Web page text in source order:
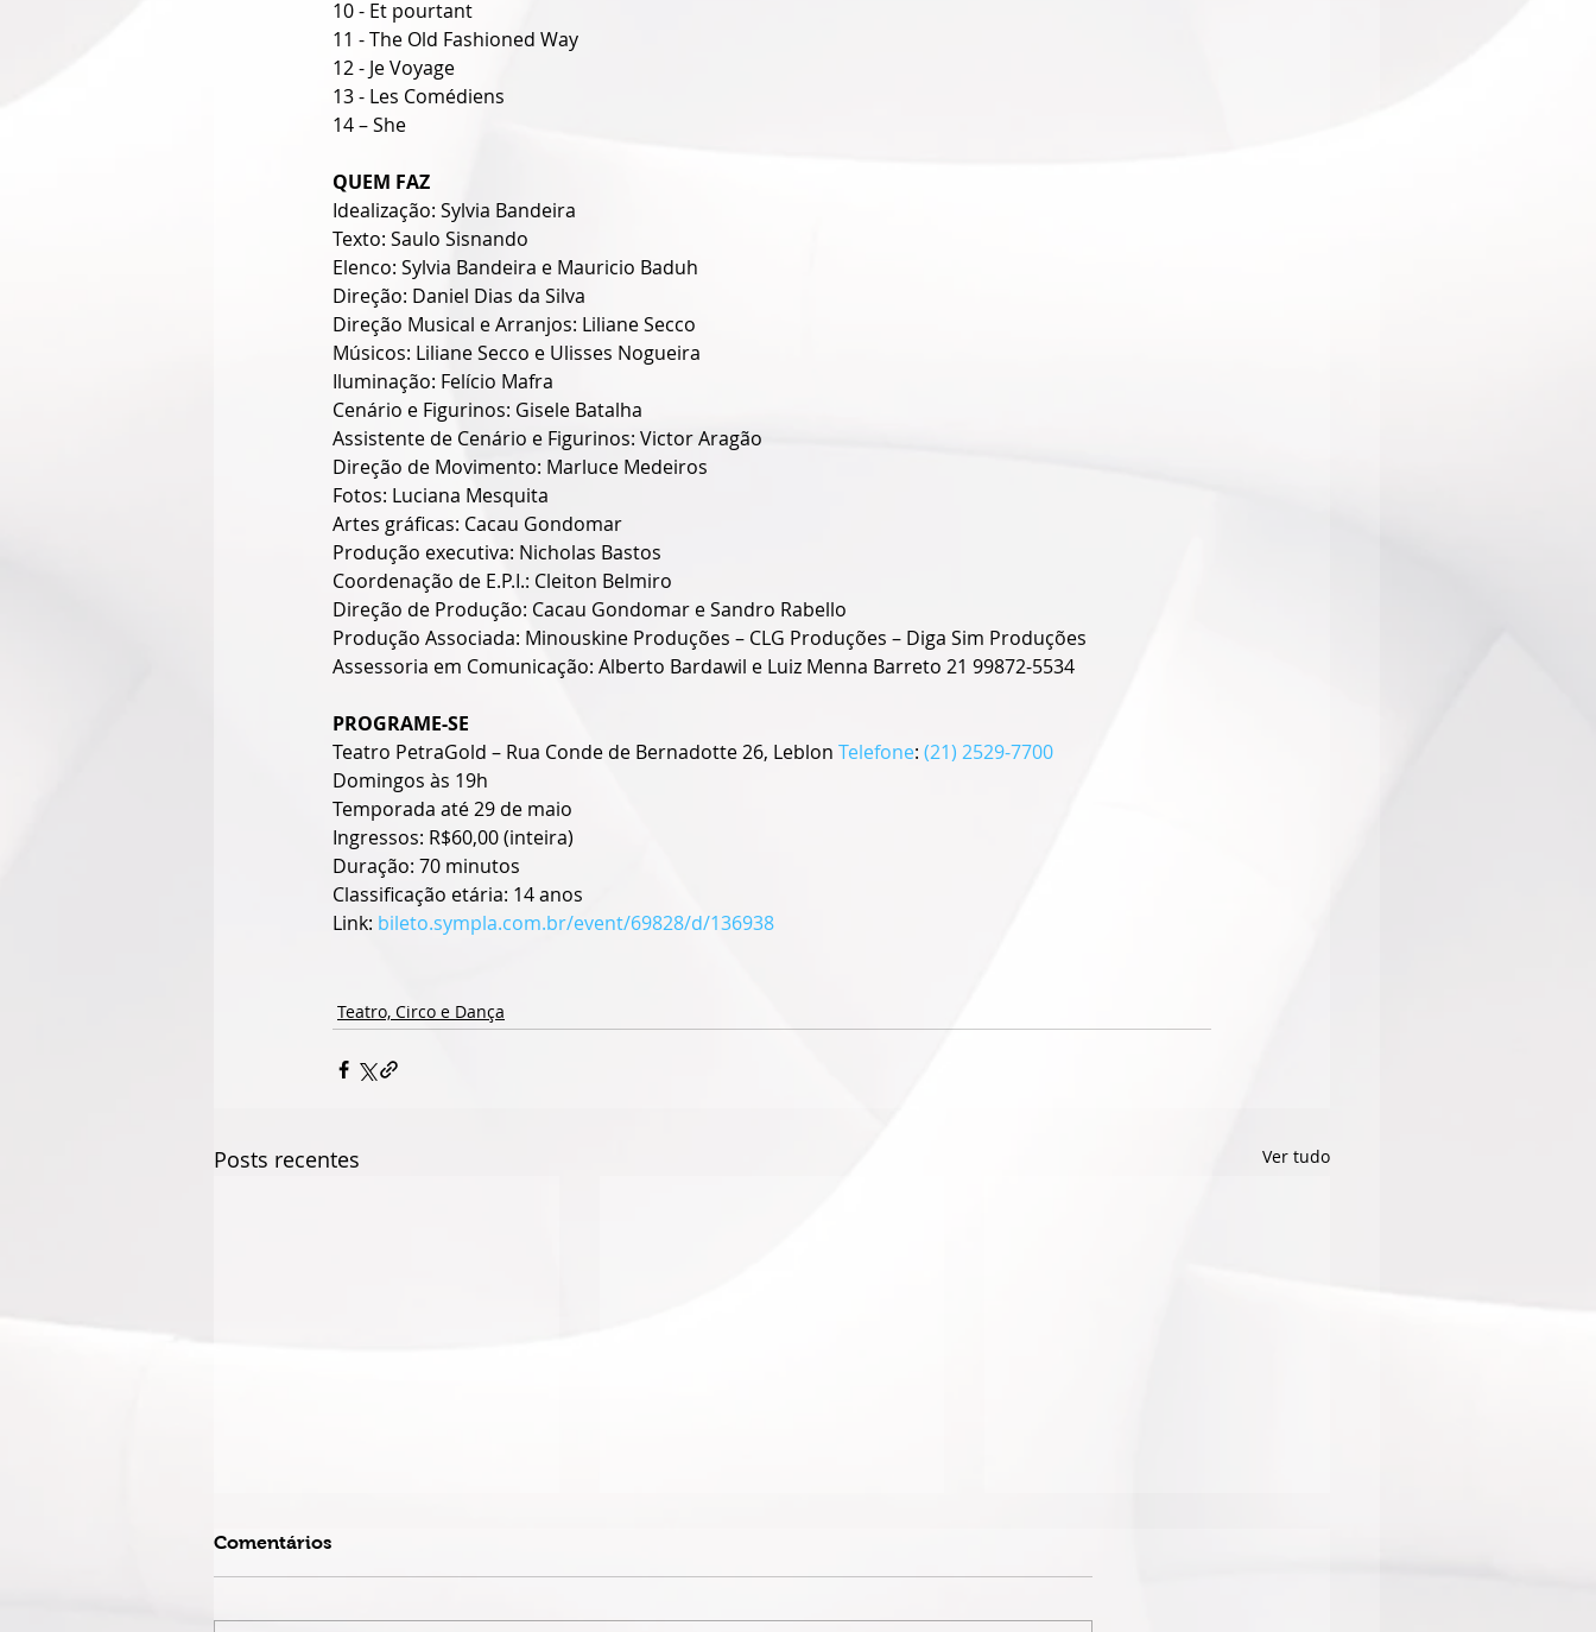
10 - Et pourtant
11 - The Old Fashioned Way
12 - Je Voyage
13 - Les Comédiens
14 – She
QUEM FAZ
Idealização: Sylvia Bandeira
Texto: Saulo Sisnando
Elenco: Sylvia Bandeira e Mauricio Baduh
Direção: Daniel Dias da Silva
Direção Musical e Arranjos: Liliane Secco
Músicos: Liliane Secco e Ulisses Nogueira
Iluminação: Felício Mafra
Cenário e Figurinos: Gisele Batalha
Assistente de Cenário e Figurinos: Victor Aragão
Direção de Movimento: Marluce Medeiros
Fotos: Luciana Mesquita
Artes gráficas: Cacau Gondomar
Produção executiva: Nicholas Bastos
Coordenação de E.P.I.: Cleiton Belmiro
Direção de Produção: Cacau Gondomar e Sandro Rabello
Produção Associada: Minouskine Produções – CLG Produções – Diga Sim Produções
Assessoria em Comunicação: Alberto Bardawil e Luiz Menna Barreto 21 99872-5534
PROGRAME-SE
Teatro PetraGold – Rua Conde de Bernadotte 26, Leblon Telefone: (21) 2529-7700
Domingos às 19h
Temporada até 29 de maio
Ingressos: R$60,00 (inteira)
Duração: 70 minutos
Classificação etária: 14 anos
Link: bileto.sympla.com.br/event/69828/d/136938
Teatro, Circo e Dança
Posts recentes Ver tudo
Comentários